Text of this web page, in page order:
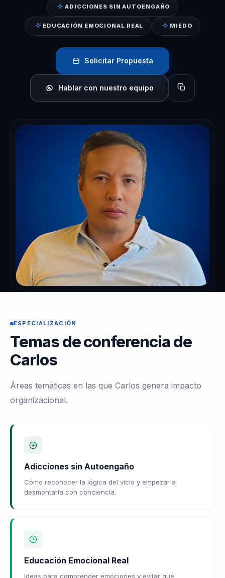
ADICCIONES SIN AUTOENGAÑO
EDUCACIÓN EMOCIONAL REAL MIEDO
Solicitar Propuesta
Hablar con nuestro equipo Copiar perfil
ESPECIALIZACIÓN
Temas de conferencia de
Carlos
Áreas temáticas en las que Carlos genera impacto
organizacional.
Adicciones sin Autoengaño
Cómo reconocer la lógica del vicio y empezar a
desmontarla con conciencia.
Educación Emocional Real
Ideas para comprender emociones y evitar que